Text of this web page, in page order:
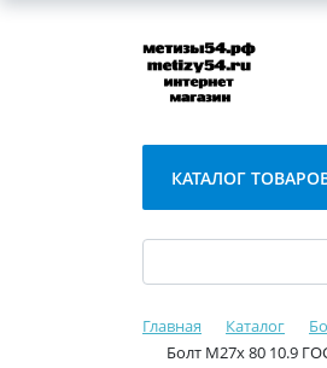
КАТАЛОГ
Главная Каталог
Болт М27х 80 10.9